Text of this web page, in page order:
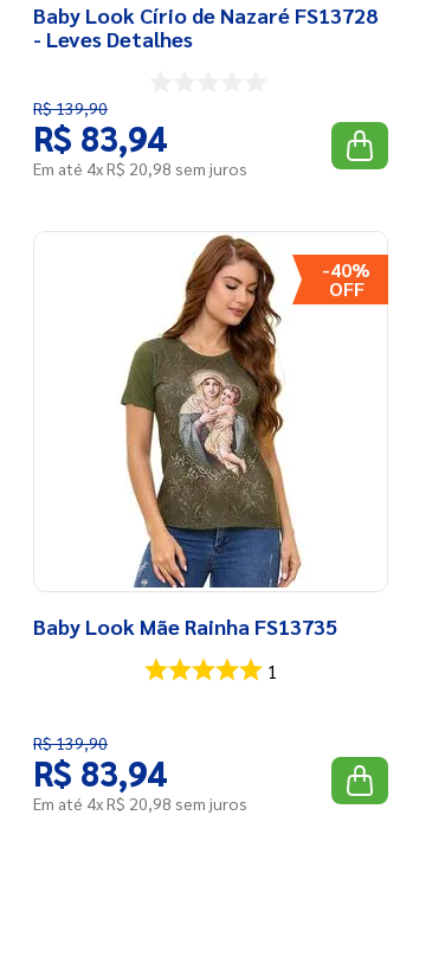
Baby Look Círio de Nazaré FS13728
- Leves Detalhes
R$139,90
R$ 83,94
Em até 4xR$ 20,98 sem juros
-40%
Baby Look Mãe Rainha FS13735
1
R$139,90
R$ 83,94
Em até 4xR$ 20,98 sem juros